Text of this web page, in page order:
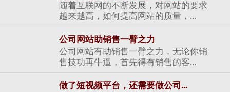
随着互联网的不断发展，对网站的要求
越来越高，如何提高网站的质量，...
公司网站助销售一臂之力
公司网站有助销售一臂之力，无论你销
售技功再牛逼，首先得有销售的客...
做了短视频平台，还需要做公司...